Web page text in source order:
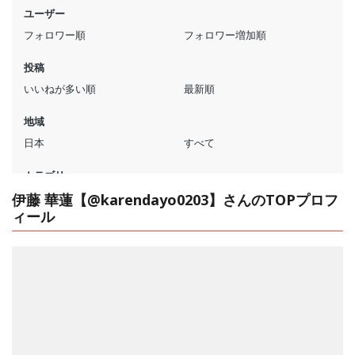
伊藤 華蓮【@karendayo0203】さんのTOPプロフ
ィール